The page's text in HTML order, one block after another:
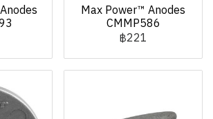
Max Power™ Anodes
CMMP586
฿221